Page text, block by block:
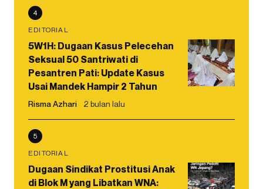
4
EDITORIAL
5W1H: Dugaan Kasus Pelecehan
Seksual 50 Santriwati di
Pesantren Pati: Update Kasus
Usai Mandek Hampir 2 Tahun
Risma Azhari 2 bulan lalu
5
EDITORIAL
Dugaan Sindikat Prostitusi Anak
di Blok M yang Libatkan WNA: